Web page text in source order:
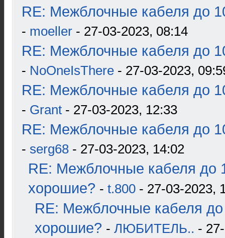
RE: Межблочные кабеля до
- moeller - 27-03-2023, 08:14
RE: Межблочные кабеля до
- NoOneIsThere - 27-03-2023,
RE: Межблочные кабеля до
- Grant - 27-03-2023, 12:33
RE: Межблочные кабеля до
- serg68 - 27-03-2023, 14:02
RE: Межблочные кабеля до
хорошие? - t.800 - 27-03-2023,
RE: Межблочные кабеля до
хорошие? - ЛЮБИТЕЛЬ.. -